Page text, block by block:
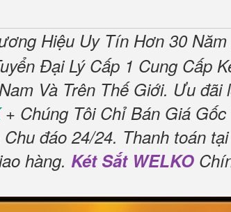
Hiệu Uy Tín Hơn 30
Đại Lý Cấp 1 Cung Cấp
Và Trên Thế Giới. Ưu đãi
+ Chúng Tôi Chỉ Bán Giá Gốc
đáo 24/24. Thanh toán
hàng. Két Sắt WELKO